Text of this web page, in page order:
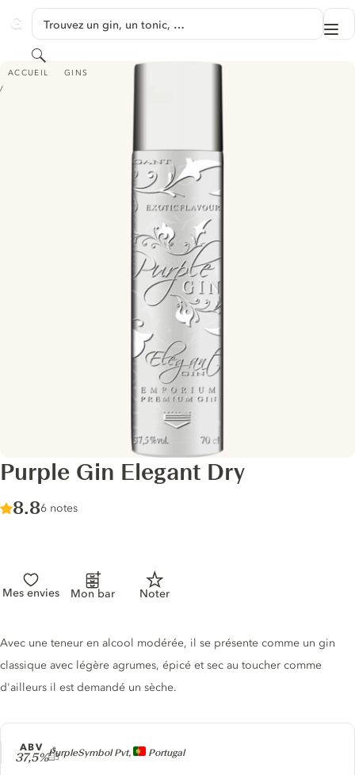
GINVENTORY
Trouvez un gin, un tonic, …
Rechercher
ACCUEIL GINS
PURPLE GIN ELEGANT DRY
Purple Gin Elegant Dry
Score :
8.8/ 10
6 notes
Mes envies Mon bar Noter
Producteur
PurpleSymbol Pvt, Portugal
ABV
37,5%
Description du gin
Avec une teneur en alcool modérée, il se présente comme un gin
classique avec légère agrumes, épicé et sec au toucher comme
d'ailleurs il est demandé un sèche.